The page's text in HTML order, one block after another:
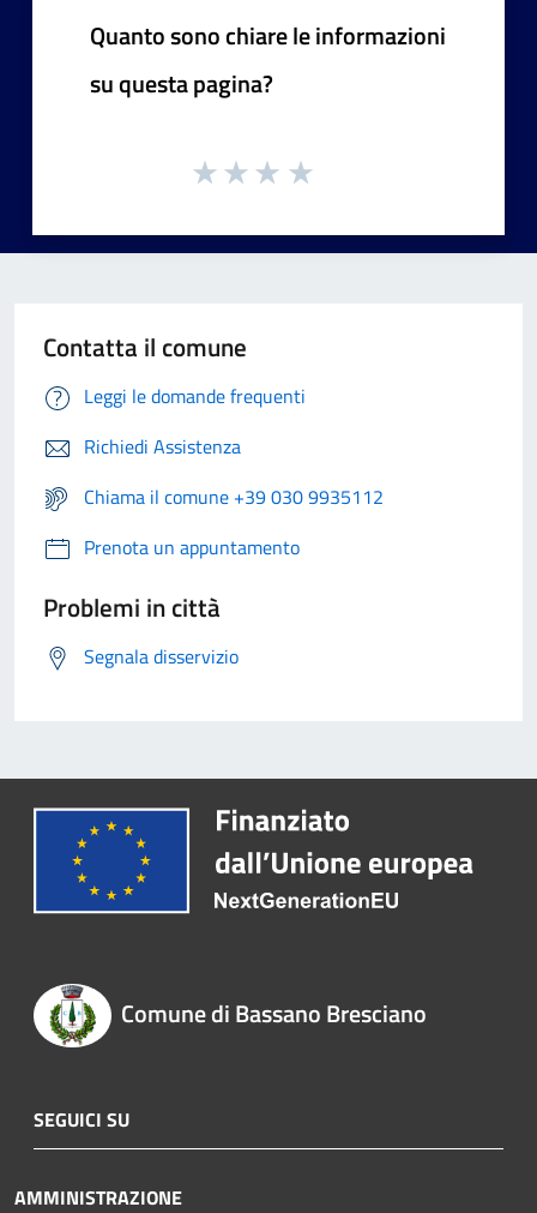
Quanto sono chiare le informazioni
su questa pagina?
Contatta il comune
Leggi le domande frequenti
Richiedi Assistenza
Chiama il comune +39 030 9935112
Prenota un appuntamento
Problemi in città
Segnala disservizio
Comune di Bassano Bresciano
SEGUICI SU
AMMINISTRAZIONE